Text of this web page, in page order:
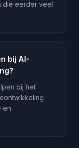
die eerder veel
bij AI-
bij het
en